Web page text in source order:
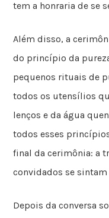
tem a honraria de se
Além disso, a
do princípio da
pequenos rituais de
todos os utensílios
lenços e da água
todos esses
final da cerimônia: a
convidados se
Depois da conversa